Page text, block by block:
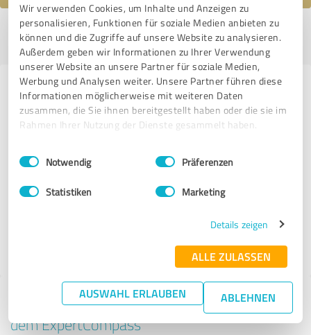
Wir verwenden Cookies, um Inhalte und Anzeigen zu
personalisieren, Funktionen für soziale Medien anbieten zu
können und die Zugriffe auf unsere Website zu analysieren.
Außerdem geben wir Informationen zu Ihrer Verwendung
unserer Website an unsere Partner für soziale Medien,
Werbung und Analysen weiter. Unsere Partner führen diese
Informationen möglicherweise mit weiteren Daten
zusammen, die Sie ihnen bereitgestellt haben oder die sie im
Rahmen Ihrer Nutzung der Dienste gesammelt haben.
Impressum Datenschutzbestimmungen
Einwilligungsauswahl
Notwendig Präferenzen
Statistiken Marketing
Details zeigen
ALLE ZULASSEN
AUSWAHL ERLAUBEN ABLEHNEN
Profil aktiv seit 22.05.2020 | Letzte Aktualisierung: 22.05.2020
melden
Erfahrungen zu weiteren
Anbietern aus dem Bereich
Stationärer Handel
Trauringspezialisten.de
Tipp: Die passenden Experten finden - mit
dem ExpertCompass